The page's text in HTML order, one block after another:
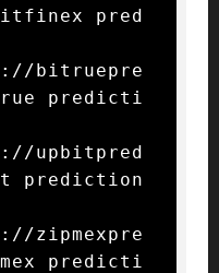
pred
bitruepre
predicti
upbitpred
prediction
zipmexpre
predicti